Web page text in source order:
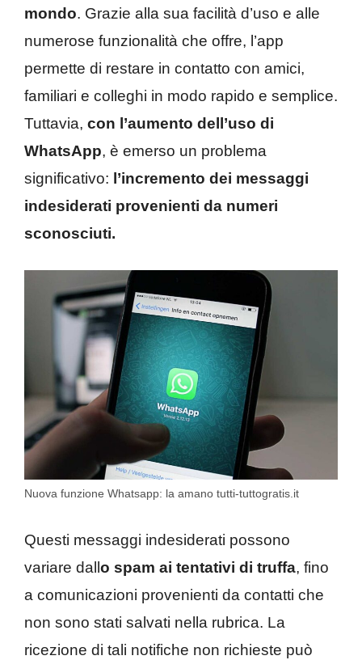
mondo. Grazie alla sua facilità d’uso e alle
numerose funzionalità che offre, l’app
permette di restare in contatto con amici,
familiari e colleghi in modo rapido e semplice.
Tuttavia, con l’aumento dell’uso di
WhatsApp, è emerso un problema
significativo: l’incremento dei messaggi
indesiderati provenienti da numeri
sconosciuti.
Nuova funzione Whatsapp: la amano tutti-tuttogratis.it
Questi messaggi indesiderati possono
variare dall o spam ai tentativi di truffa, fino
a comunicazioni provenienti da contatti che
non sono stati salvati nella rubrica. La
ricezione di tali notifiche non richieste può